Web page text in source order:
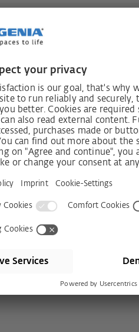
para ventanas
de ventilación
Shop
Visit shop
Servicios